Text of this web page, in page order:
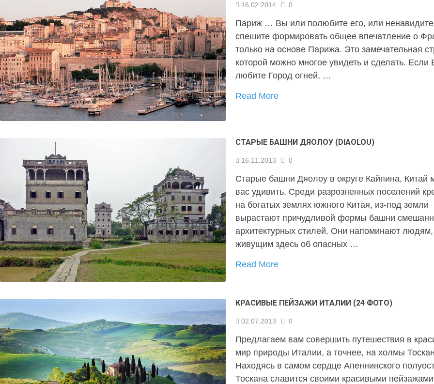
16.02.2014 0
Париж … Вы или полюбите его, или
спешите формировать общее впечатление о
только на основе Парижа. Это замечательная
которой можно многое увидеть и сделать. Если
любите Город огней, …
Read More
СТАРЫЕ БАШНИ ДЯОЛОУ (DIAOLOU)
16.11.2013 0
Старые башни Дяолоу в округе Кайпина, Китай
вас удивить. Среди разрозненных поселений
на богатых землях южного Китая, из-под земли
вырастают причудливой формы башни
архитектурных стилей. Они напоминают людям,
живущим здесь об опасных …
Read More
КРАСИВЫЕ ПЕЙЗАЖИ ИТАЛИИ (24 ФОТО)
02.07.2013 0
Предлагаем вам совершить путешествия в
мир природы Италии, а точнее, на холмы
Находясь в самом сердце Апеннинского
Тоскана славится своими красивыми